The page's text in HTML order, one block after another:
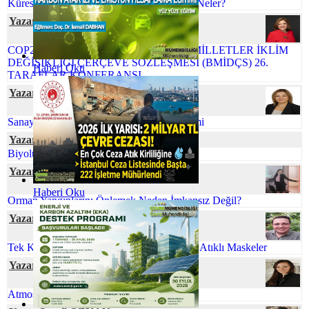
Haberi Oku
Haberi Oku
Küreselleşen Dünyamızda Çevre Sorunları Neler?
Yazar Şafak ÖZSOY
COP26 NEDEN ÖNEMLİ BİRLEŞMİŞ MİLLETLER İKLİM
DEĞİŞİKLİĞİ ÇERÇEVE SÖZLEŞMESİ (BMİDÇS) 26.
TARAFLAR KONFERANSI
Yazar Rahşan BUKNİ ULUS
Sanayi Kaynaklı Tehlikeli Atıkların Yönetimi
Yazar Elif Naz COŞKUN
Biyolüminesans: Parıldayan Canlılar
Yazar Tuğçe ERVAN
Orman Yangınlarını Önlemek Neden İmkansız Değil?
Yazar Gökhan TUFAN
Tek Kullanımlık Maskeler Yerine Minimum Atıklı Maskeler
Yazar Dr. Özge SİVRİOĞLU
Atmosferik Kıyamete Hazır Mıyız?